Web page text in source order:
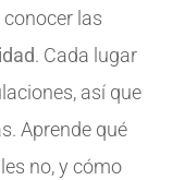
las
. Cada lugar
así que
Aprende qué
no, y cómo